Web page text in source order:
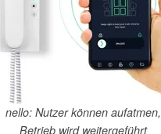
nello: Nutzer können aufatmen,
Betrieb wird weitergeführt